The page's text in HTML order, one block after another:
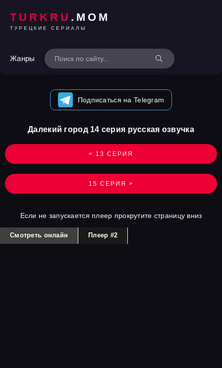
TURKRU .MOM
ТУРЕЦКИЕ СЕРИАЛЫ
Жанры
Подписаться на Telegram
< 13 СЕРИЯ
Далекий город 14 серия русская озвучка
15 СЕРИЯ >
Если не запускается плеер прокрутите страницу вниз
Смотреть онлайн Плеер #2